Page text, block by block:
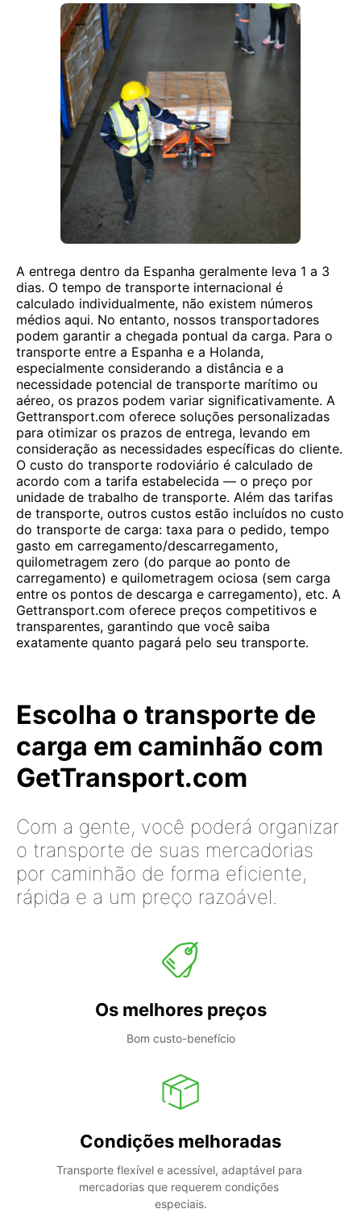
A entrega dentro da Espanha geralmente leva 1 a 3
dias. O tempo de transporte internacional é
calculado individualmente, não existem números
médios aqui. No entanto, nossos transportadores
podem garantir a chegada pontual da carga. Para o
transporte entre a Espanha e a Holanda,
especialmente considerando a distância e a
necessidade potencial de transporte marítimo ou
aéreo, os prazos podem variar significativamente. A
Gettransport.com oferece soluções personalizadas
para otimizar os prazos de entrega, levando em
consideração as necessidades específicas do cliente.
O custo do transporte rodoviário é calculado de
acordo com a tarifa estabelecida — o preço por
unidade de trabalho de transporte. Além das tarifas
de transporte, outros custos estão incluídos no custo
do transporte de carga: taxa para o pedido, tempo
gasto em carregamento/descarregamento,
quilometragem zero (do parque ao ponto de
carregamento) e quilometragem ociosa (sem carga
entre os pontos de descarga e carregamento), etc. A
Gettransport.com oferece preços competitivos e
transparentes, garantindo que você saiba
exatamente quanto pagará pelo seu transporte.
Escolha o transporte de
carga em caminhão com
GetTransport.com
Com a gente, você poderá organizar
o transporte de suas mercadorias
por caminhão de forma eficiente,
rápida e a um preço razoável.
Os melhores preços
Bom custo-benefício
Condições melhoradas
Transporte flexível e acessível, adaptável para
mercadorias que requerem condições
especiais.